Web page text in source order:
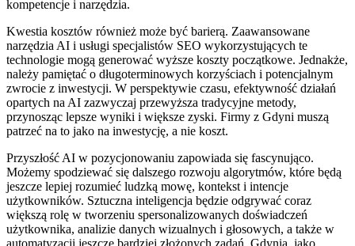
kompetencje i narzędzia.
Kwestia kosztów również może być barierą. Zaawansowane
narzędzia AI i usługi specjalistów SEO wykorzystujących te
technologie mogą generować wyższe koszty początkowe. Jednakże,
należy pamiętać o długoterminowych korzyściach i potencjalnym
zwrocie z inwestycji. W perspektywie czasu, efektywność działań
opartych na AI zazwyczaj przewyższa tradycyjne metody,
przynosząc lepsze wyniki i większe zyski. Firmy z Gdyni muszą
patrzeć na to jako na inwestycję, a nie koszt.
Przyszłość AI w pozycjonowaniu zapowiada się fascynująco.
Możemy spodziewać się dalszego rozwoju algorytmów, które będą
jeszcze lepiej rozumieć ludzką mowę, kontekst i intencje
użytkowników. Sztuczna inteligencja będzie odgrywać coraz
większą rolę w tworzeniu spersonalizowanych doświadczeń
użytkownika, analizie danych wizualnych i głosowych, a także w